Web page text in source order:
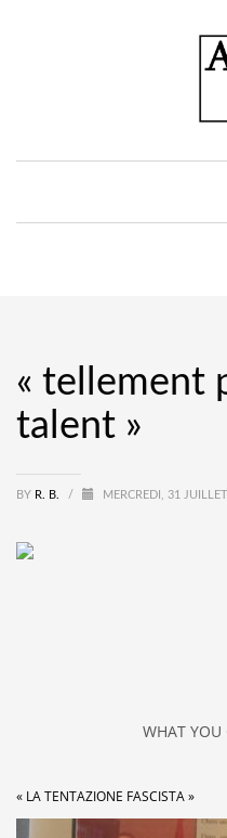
« tellement
talent »
BY R. B. / MERCREDI, 31
WHAT YOU
« LA TENTAZIONE FASCISTA »